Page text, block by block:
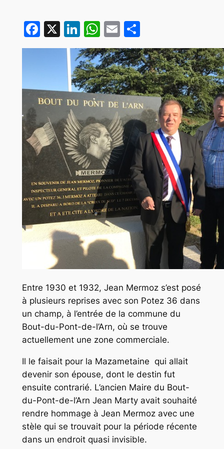
Facebook
X LinkedIn
WhatsApp
EmailPartager
Entre 1930 et 1932, Jean Mermoz s’est posé
à plusieurs reprises avec son Potez 36 dans
un champ, à l’entrée de la commune du
Bout-du-Pont-de-l’Arn, où se trouve
actuellement une zone commerciale.
Il le faisait pour la Mazametaine qui allait
devenir son épouse, dont le destin fut
ensuite contrarié. L’ancien Maire du Bout-
du-Pont-de-l’Arn Jean Marty avait souhaité
rendre hommage à Jean Mermoz avec une
stèle qui se trouvait pour la période récente
dans un endroit quasi invisible.